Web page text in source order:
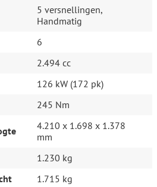
afstandsbediening
5 versnellingen,
Handmatig
6
2.494 cc
126 kW (172 pk)
245 Nm
4.210 x 1.698 x 1.378
mm
1.230 kg
1.715 kg